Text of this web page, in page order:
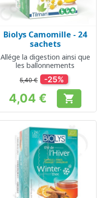
Biolys Camomille - 24
sachets
Allége la digestion ainsi que
les ballonnements
5,40 € -25%
Prix
4,04 € 